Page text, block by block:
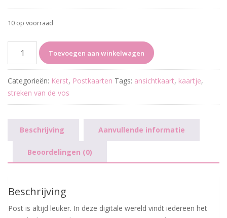
10 op voorraad
Kerstkaarten
(4x)
aantal
Toevoegen aan winkelwagen
Categorieën: Kerst, Postkaarten Tags: ansichtkaart, kaartje,
streken van de vos
Beschrijving Aanvullende informatie
Beoordelingen (0)
Beschrijving
Post is altijd leuker. In deze digitale wereld vindt iedereen het